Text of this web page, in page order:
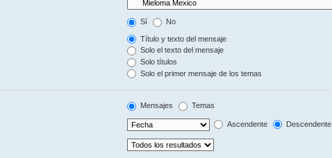
Sí No
Título y texto del mensaje
Solo el texto del mensaje
Solo títulos
Solo el primer mensaje de los temas
Mensajes Temas
Ascendente Descendente